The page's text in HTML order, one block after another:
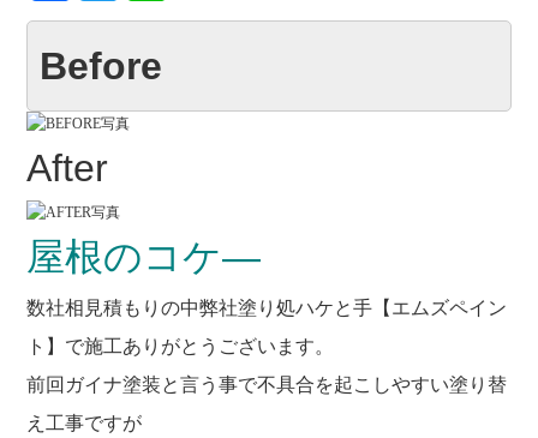
Before
After
屋根のコケ―
数社相見積もりの中弊社塗り処ハケと手【エムズペイン
ト】で施工ありがとうございます。
前回ガイナ塗装と言う事で不具合を起こしやすい塗り替
え工事ですが